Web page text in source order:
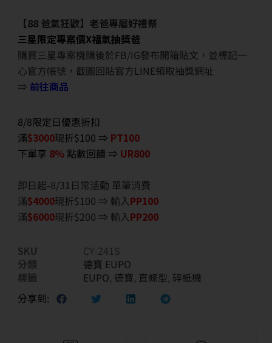
【88 爸氣狂歡】老爸專屬好禮祭
三星限定專案價X福氣抽獎爸
購買三星專案機購後於FB/IG發布開箱貼文，並標記一
心官方帳號，截圖回貼官方LINE領取抽獎網址
⇒ 前往商品
8/8限定日優惠折扣
滿$3000現折$100 ⇒ PT100
下單享 8% 點數回饋 ⇒ UR800
即日起-8/31日常活動 單筆消費
滿$4000現折$100 ⇒ 輸入PP100
滿$6000現折$200 ⇒ 輸入PP200
SKU
CY-241S
分類
德寶 EUPO
標籤
EUPO, 德寶, 直條型, 碎紙機
分享到: